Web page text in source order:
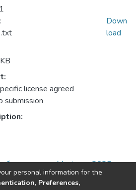
license agreed
submission
Down
load
- Магістри 2025-
personal information for the
Preferences,